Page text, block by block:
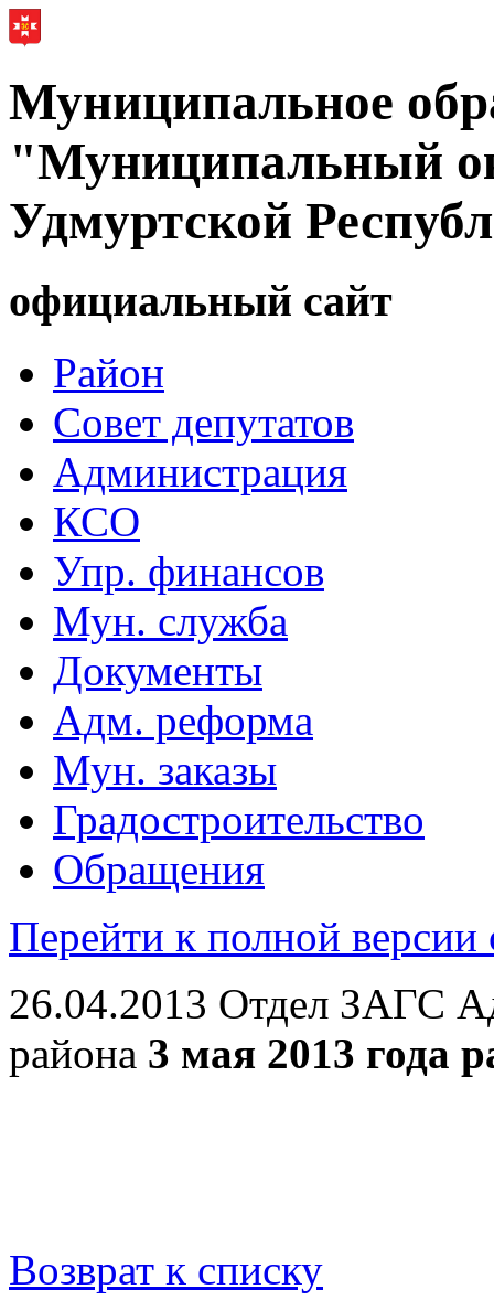
Муниципальное
"Муниципальный
Удмуртской
официальный сайт
Район
Совет депутатов
Администрация
КСО
Упр. финансов
Мун. служба
Документы
Адм. реформа
Мун. заказы
Градостроительство
Обращения
Перейти к полной версии
26.04.2013 Отдел ЗАГС
района 3 мая 2013 года
Возврат к списку